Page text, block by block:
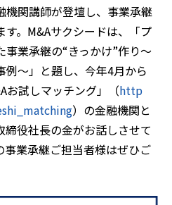
機関講師が登壇し、事業承継
。M&Aサクシードは、「プ
事業承継の“きっかけ”作り〜
〜」と題し、今年4月から
お試しマッチング」（http
）の金融機関と
役社長の金がお話しさせて
事業承継ご担当者様はぜひご